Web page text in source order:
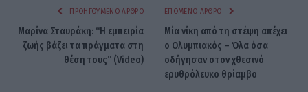
ΠΡΟΗΓΟΎΜΕΝΟ ΆΡΘΡΟ
Μαρίνα Σταυράκη: “Η εμπειρία
ζωής βάζει τα πράγματα στη
θέση τους” (Video)
ΕΠΌΜΕΝΟ ΆΡΘΡΟ
Μία νίκη από τη στέψη απέχει
ο Ολυμπιακός – Όλα όσα
οδήγησαν στον χθεσινό
ερυθρόλευκο θρίαμβο